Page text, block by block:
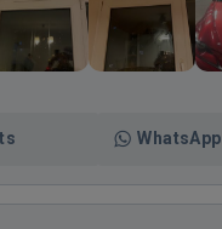
WhatsApp